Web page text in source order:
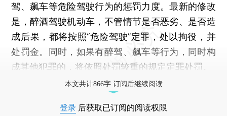
驾、飙车等危险驾驶行为的惩罚力度。最新的修改
是，醉酒驾驶机动车，不管情节是否恶劣、是否造
成后果，都将按照“危险驾驶”定罪，处以拘役，并
处罚金。同时，如果有醉驾、飙车等行为，同时构
成其他犯罪的，将依照处罚较重的规定定罪处罚。
本文共计866字 订阅后继续阅读
登录 后获取已订阅的阅读权限